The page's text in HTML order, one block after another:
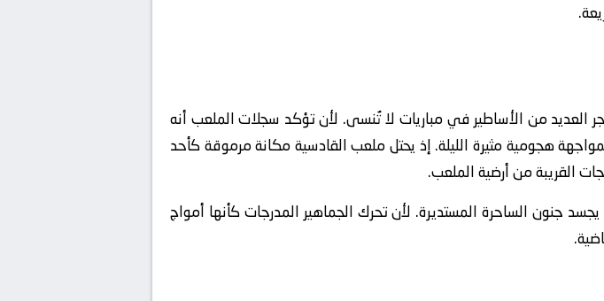
العديد من الأساطير في مباريات لا تُنسى. لأن تؤكد سجلات الملعب أنه
هجومية مثيرة الليلة. إذ يحتل ملعب القادسية مكانة مرموقة كأحد
القريبة من أرضية الملعب.
جنون الساحرة المستديرة. لأن تحرك الجماهير المدرجات كأنها أمواج